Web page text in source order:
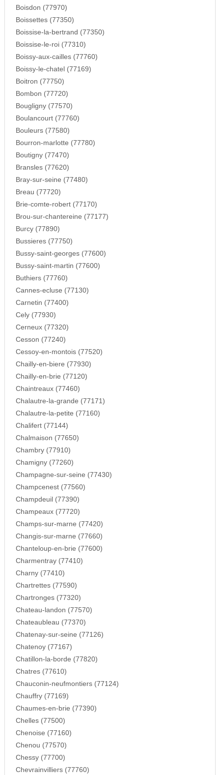
Boisdon (77970)
Boissettes (77350)
Boissise-la-bertrand (77350)
Boissise-le-roi (77310)
Boissy-aux-cailles (77760)
Boissy-le-chatel (77169)
Boitron (77750)
Bombon (77720)
Bougligny (77570)
Boulancourt (77760)
Bouleurs (77580)
Bourron-marlotte (77780)
Boutigny (77470)
Bransles (77620)
Bray-sur-seine (77480)
Breau (77720)
Brie-comte-robert (77170)
Brou-sur-chantereine (77177)
Burcy (77890)
Bussieres (77750)
Bussy-saint-georges (77600)
Bussy-saint-martin (77600)
Buthiers (77760)
Cannes-ecluse (77130)
Carnetin (77400)
Cely (77930)
Cerneux (77320)
Cesson (77240)
Cessoy-en-montois (77520)
Chailly-en-biere (77930)
Chailly-en-brie (77120)
Chaintreaux (77460)
Chalautre-la-grande (77171)
Chalautre-la-petite (77160)
Chalifert (77144)
Chalmaison (77650)
Chambry (77910)
Chamigny (77260)
Champagne-sur-seine (77430)
Champcenest (77560)
Champdeuil (77390)
Champeaux (77720)
Champs-sur-marne (77420)
Changis-sur-marne (77660)
Chanteloup-en-brie (77600)
Charmentray (77410)
Charny (77410)
Chartrettes (77590)
Chartronges (77320)
Chateau-landon (77570)
Chateaubleau (77370)
Chatenay-sur-seine (77126)
Chatenoy (77167)
Chatillon-la-borde (77820)
Chatres (77610)
Chauconin-neufmontiers (77124)
Chauffry (77169)
Chaumes-en-brie (77390)
Chelles (77500)
Chenoise (77160)
Chenou (77570)
Chessy (77700)
Chevrainvilliers (77760)